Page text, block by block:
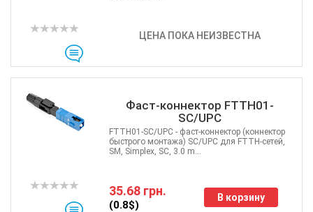
ЦЕНА ПОКА НЕИЗВЕСТНА
Фаст-коннектор FTTH01-
SC/UPC
35.68 грн.
(0.8$)
В корзину
FTTH01-SC/UPC - фаст-коннектор (коннектор
быстрого монтажа) SC/UPC для FTTH-сетей,
SM, Simplex, SC, 3.0 m...